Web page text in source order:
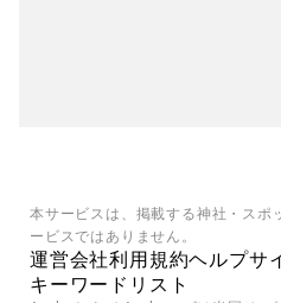
本サービスは、掲載する神社・スポ
ービスではありません。
運営会社利用規約ヘルプサ
キーワードリスト